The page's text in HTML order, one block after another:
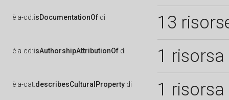
è a-cd:isDocumentationOf di 13
è a-cd:isAuthorshipAttributionOf di 1 risorsa
è a-cat:describesCulturalProperty di 1 risorsa